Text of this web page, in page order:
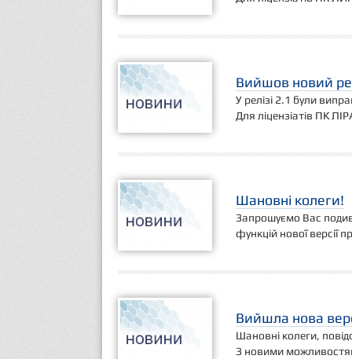
Вийшов новий
У релізі 2.1 були
Для ліцензіатів ПК
Шановні колеги!
Запрошуємо Вас
функцій нової версії
Вийшла нова
Шановні колеги,
З новими